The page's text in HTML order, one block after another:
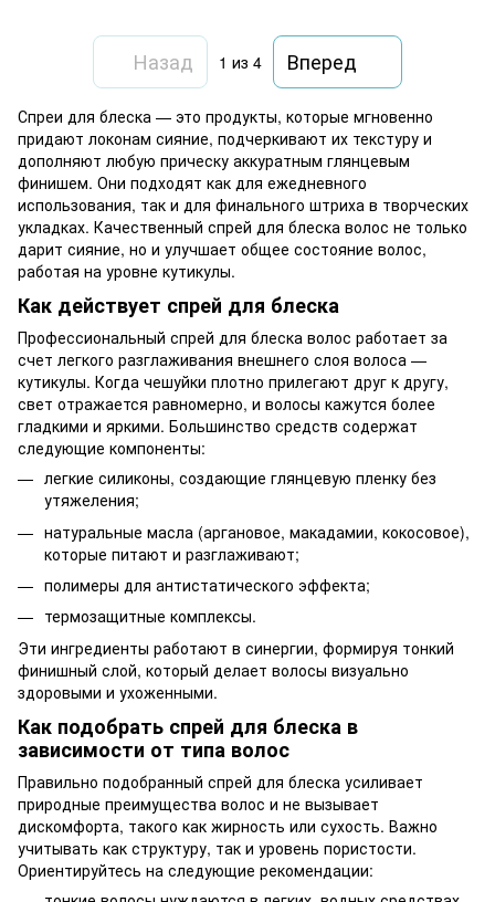
Назад 1 из 4 Вперед
Спреи для блеска — это продукты, которые мгновенно
придают локонам сияние, подчеркивают их текстуру и
дополняют любую прическу аккуратным глянцевым
финишем. Они подходят как для ежедневного
использования, так и для финального штриха в творческих
укладках. Качественный спрей для блеска волос не только
дарит сияние, но и улучшает общее состояние волос,
работая на уровне кутикулы.
Как действует спрей для блеска
Профессиональный спрей для блеска волос работает за
счет легкого разглаживания внешнего слоя волоса —
кутикулы. Когда чешуйки плотно прилегают друг к другу,
свет отражается равномерно, и волосы кажутся более
гладкими и яркими. Большинство средств содержат
следующие компоненты:
легкие силиконы, создающие глянцевую пленку без
утяжеления;
натуральные масла (аргановое, макадамии, кокосовое),
которые питают и разглаживают;
полимеры для антистатического эффекта;
термозащитные комплексы.
Эти ингредиенты работают в синергии, формируя тонкий
финишный слой, который делает волосы визуально
здоровыми и ухоженными.
Как подобрать спрей для блеска в
зависимости от типа волос
Правильно подобранный спрей для блеска усиливает
природные преимущества волос и не вызывает
дискомфорта, такого как жирность или сухость. Важно
учитывать как структуру, так и уровень пористости.
Ориентируйтесь на следующие рекомендации: